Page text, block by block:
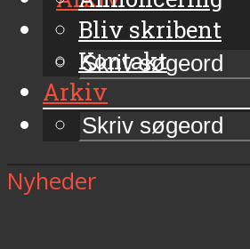
Bliv skribent
Kontakt
Arkiv
Nyheder